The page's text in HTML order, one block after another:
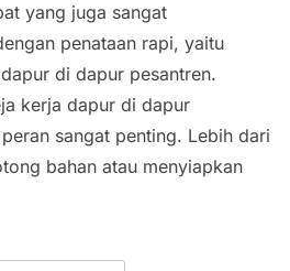
yang juga sangat
penataan rapi, yaitu
di dapur pesantren.
kerja dapur di dapur
sangat penting. Lebih dari
bahan atau menyiapkan